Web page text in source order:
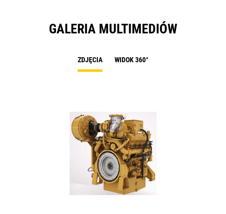
GALERIA MULTIMEDIÓW
ZDJĘCIA WIDOK 360°